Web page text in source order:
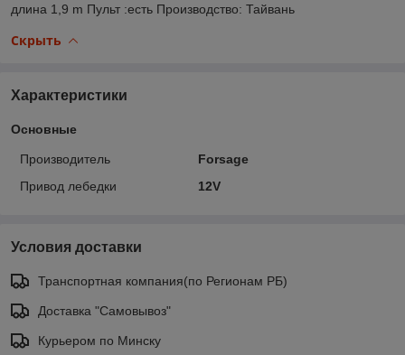
длина 1,9 m Пульт :есть Производство: Тайвань
Скрыть
Характеристики
Основные
Производитель
Forsage
Привод лебедки
12V
Условия доставки
Транспортная компания(по Регионам РБ)
Доставка "Самовывоз"
Курьером по Минску